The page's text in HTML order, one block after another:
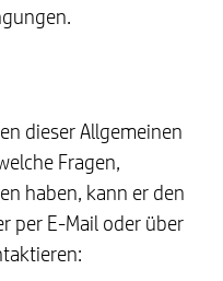
dieser Allgemeinen
Fragen,
haben, kann er den
per E-Mail oder über